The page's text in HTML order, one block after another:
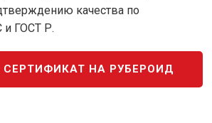
качества по
и ГОСТ Р.
НА РУБЕРОИД